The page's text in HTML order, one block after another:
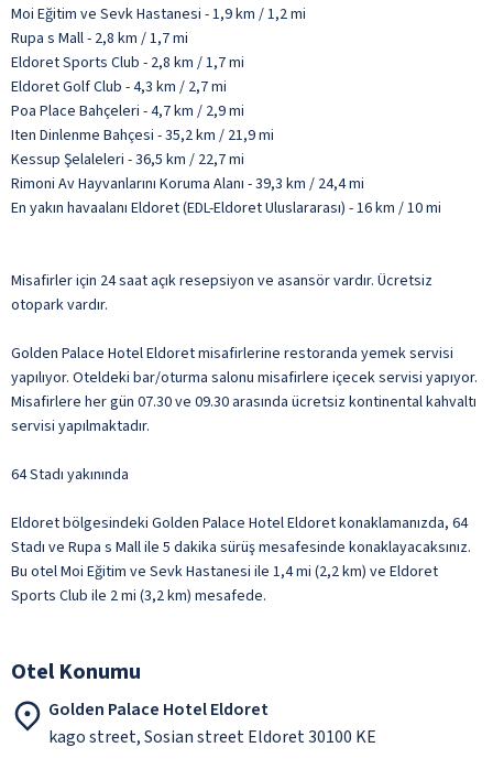
Moi Eğitim ve Sevk Hastanesi - 1,9 km / 1,2 mi
Rupa s Mall - 2,8 km / 1,7 mi
Eldoret Sports Club - 2,8 km / 1,7 mi
Eldoret Golf Club - 4,3 km / 2,7 mi
Poa Place Bahçeleri - 4,7 km / 2,9 mi
Iten Dinlenme Bahçesi - 35,2 km / 21,9 mi
Kessup Şelaleleri - 36,5 km / 22,7 mi
Rimoni Av Hayvanlarını Koruma Alanı - 39,3 km / 24,4 mi
En yakın havaalanı Eldoret (EDL-Eldoret Uluslararası) - 16 km / 10 mi
Misafirler için 24 saat açık resepsiyon ve asansör vardır. Ücretsiz
otopark vardır.
Golden Palace Hotel Eldoret misafirlerine restoranda yemek servisi
yapılıyor. Oteldeki bar/oturma salonu misafirlere içecek servisi yapıyor.
Misafirlere her gün 07.30 ve 09.30 arasında ücretsiz kontinental kahvaltı
servisi yapılmaktadır.
64 Stadı yakınında
Eldoret bölgesindeki Golden Palace Hotel Eldoret konaklamanızda, 64
Stadı ve Rupa s Mall ile 5 dakika sürüş mesafesinde konaklayacaksınız.
Bu otel Moi Eğitim ve Sevk Hastanesi ile 1,4 mi (2,2 km) ve Eldoret
Sports Club ile 2 mi (3,2 km) mesafede.
Otel Konumu
Golden Palace Hotel Eldoret
kago street, Sosian street Eldoret 30100 KE